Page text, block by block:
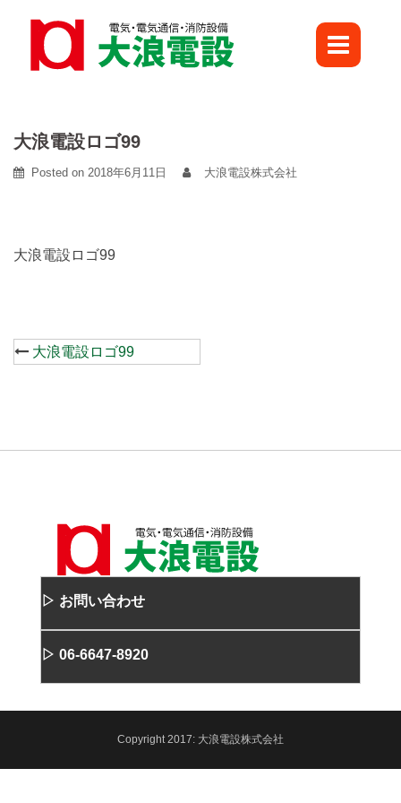
content
大浪電設ロゴ99
Posted on 2018年6月11日 大浪電設株式会社
大浪電設ロゴ99
Post
大浪電設ロゴ99
▷ お問い合わせ
▷ 06-6647-8920
Copyright2017: 大浪電設株式会社